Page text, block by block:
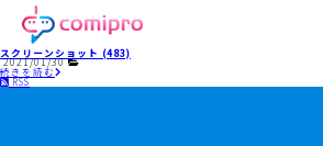
スクリーンショット (483)
2021/01/30
続きを読む
RSS